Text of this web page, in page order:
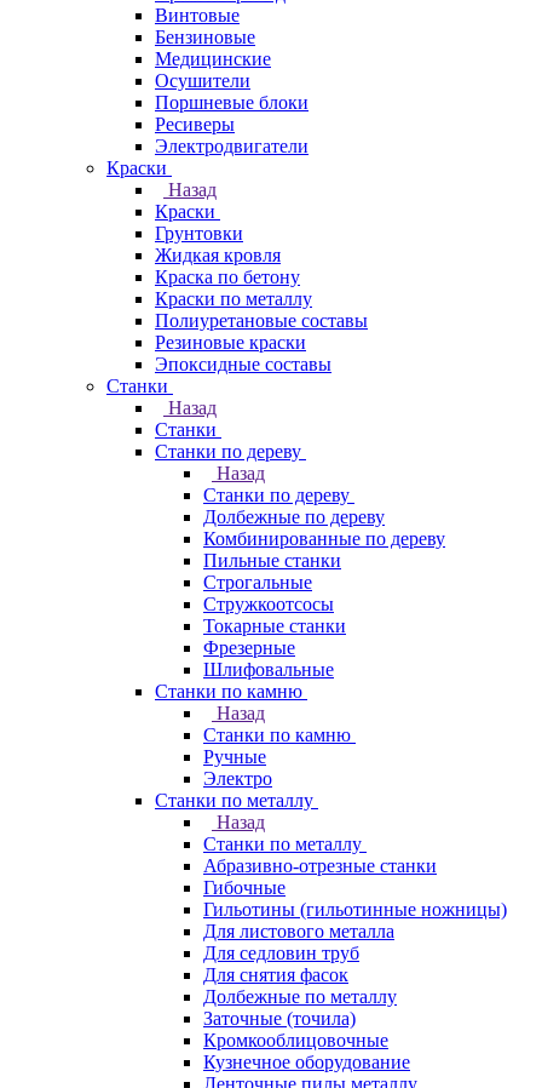
Винтовые
Бензиновые
Медицинские
Осушители
Поршневые блоки
Ресиверы
Электродвигатели
Краски
Назад
Краски
Грунтовки
Жидкая кровля
Краска по бетону
Краски по металлу
Полиуретановые составы
Резиновые краски
Эпоксидные составы
Станки
Назад
Станки
Станки по дереву
Назад
Станки по дереву
Долбежные по дереву
Комбинированные по дереву
Пильные станки
Строгальные
Стружкоотсосы
Токарные станки
Фрезерные
Шлифовальные
Станки по камню
Назад
Станки по камню
Ручные
Электро
Станки по металлу
Назад
Станки по металлу
Абразивно-отрезные станки
Гибочные
Гильотины (гильотинные ножницы)
Для листового металла
Для седловин труб
Для снятия фасок
Долбежные по металлу
Заточные (точила)
Кромкооблицовочные
Кузнечное оборудование
Ленточные пилы металлу